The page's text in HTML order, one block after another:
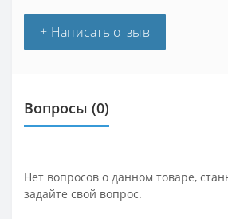
+ Написать отзыв
Вопросы (0)
Нет вопросов о данном товаре,
задайте свой вопрос.